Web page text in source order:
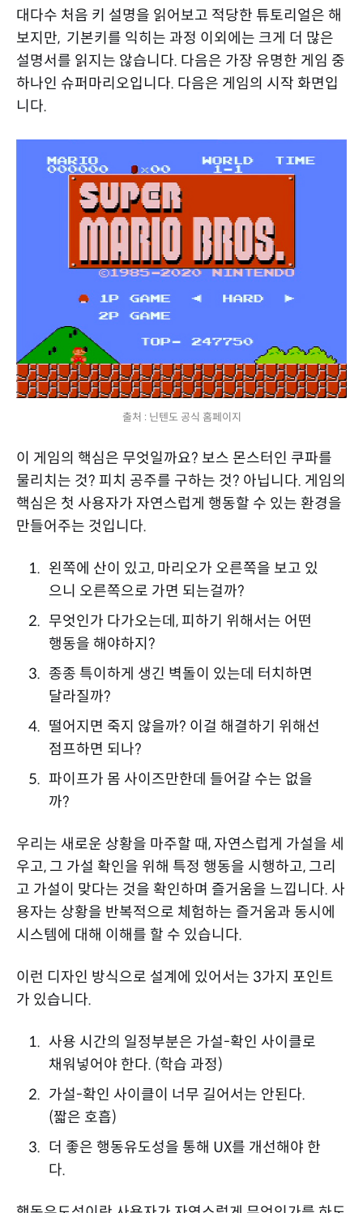
대다수 처음 키 설명을 읽어보고 적당한 튜토리얼은 해
보지만, 기본키를 익히는 과정 이외에는 크게 더 많은
설명서를 읽지는 않습니다. 다음은 가장 유명한 게임 중
하나인 슈퍼마리오입니다. 다음은 게임의 시작 화면입
니다.
출처 : 닌텐도 공식 홈페이지
이 게임의 핵심은 무엇일까요? 보스 몬스터인 쿠파를
물리치는 것? 피치 공주를 구하는 것? 아닙니다. 게임의
핵심은 첫 사용자가 자연스럽게 행동할 수 있는 환경을
만들어주는 것입니다.
왼쪽에 산이 있고, 마리오가 오른쪽을 보고 있
으니 오른쪽으로 가면 되는걸까?
무엇인가 다가오는데, 피하기 위해서는 어떤
행동을 해야하지?
종종 특이하게 생긴 벽돌이 있는데 터치하면
달라질까?
떨어지면 죽지 않을까? 이걸 해결하기 위해선
점프하면 되나?
파이프가 몸 사이즈만한데 들어갈 수는 없을
까?
우리는 새로운 상황을 마주할 때, 자연스럽게 가설을 세
우고, 그 가설 확인을 위해 특정 행동을 시행하고, 그리
고 가설이 맞다는 것을 확인하며 즐거움을 느낍니다. 사
용자는 상황을 반복적으로 체험하는 즐거움과 동시에
시스템에 대해 이해를 할 수 있습니다.
이런 디자인 방식으로 설계에 있어서는 3가지 포인트
가 있습니다.
사용 시간의 일정부분은 가설-확인 사이클로
채워넣어야 한다. (학습 과정)
가설-확인 사이클이 너무 길어서는 안된다.
(짧은 호흡)
더 좋은 행동유도성을 통해 UX를 개선해야 한
다.